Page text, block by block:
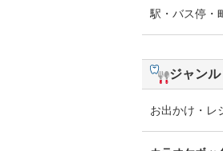
駅・バス停・
ジャン
お出かけ・レ